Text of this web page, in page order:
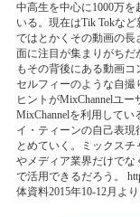
中高生を中心に1000万
いる。現在はTik Tokな
ではとかくその動画の長
面に注目が集まりがちだ
もその背後にある動画コ
セルフィーのような自撮
ヒントがMixChannelユ
MixChannelを利用して
イ・ティーンの自己表現
とめていく。ミックス
やメディア業界だけでな
で活用できるだろう。
体資料2015年10-12月より